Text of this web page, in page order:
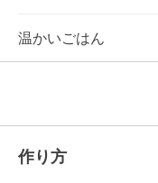
温かいごはん
作り方